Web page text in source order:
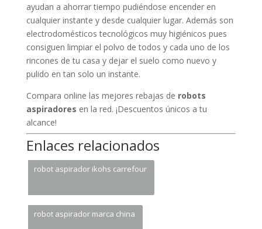
ayudan a ahorrar tiempo pudiéndose encender en
cualquier instante y desde cualquier lugar. Además son
electrodomésticos tecnológicos muy higiénicos pues
consiguen limpiar el polvo de todos y cada uno de los
rincones de tu casa y dejar el suelo como nuevo y
pulido en tan solo un instante.
Compara online las mejores rebajas de robots
aspiradores en la red. ¡Descuentos únicos a tu
alcance!
Enlaces relacionados
robot aspirador ikohs carrefour
robot aspirador marca china